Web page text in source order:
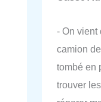
- On vient
camion
tombé en
trouver